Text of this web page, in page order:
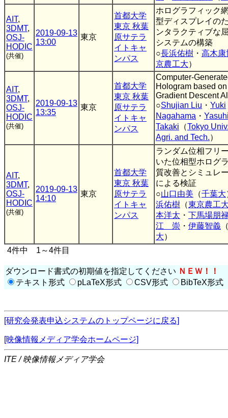
AIT,
3DMT,
OSJ-
HODIC
(共催)
2019-09-13
13:00
東京
首都大学
東京 秋葉
原サテラ
イトキャ
ンパス
ホログラフィック
型ディスプレイの
ンタラクティブな
システムの構築
○長浜佑樹 ・ 高木康
京農工大）
AIT,
3DMT,
OSJ-
HODIC
(共催)
2019-09-13
13:35
東京
首都大学
東京 秋葉
原サテラ
イトキャ
ンパス
Computer-
Hologram based on
Gradient Descent
○Shujian Liu ・ Yuki
Nagahama ・
Takaki （Tokyo
Agri. and Tech.）
AIT,
3DMT,
OSJ-
HODIC
(共催)
2019-09-13
14:10
東京
首都大学
東京 秋葉
原サテラ
イトキャ
ンパス
ランダム位相フリ
いた位相型ホログ
質改善とシミュレ
による検証
○山口由美 （千葉大
浜佑樹 （東京農工
本洋太 ・ 下馬場朋
江 崇 ・ 伊藤智義
大）
4件中 1～4件目
ダウンロード書式の初期値を指定してください ＮＥＷ！！
テキスト形式
pLaTeX形式 CSV形式 BibTeX形式
[研究会発表申込システムのトップページに戻る]
[映像情報メディア学会ホームページ]
ITE / 映像情報メディア学会